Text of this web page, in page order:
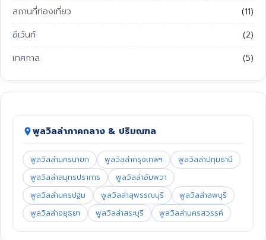
สถานที่ท่องเที่ยว
(11)
อีเว้นท์
(2)
เทศกาล
(5)
พูลวิลล่าภาคกลาง & ปริมณฑล
พูลวิลล่านครนายก พูลวิลล่ากรุงเทพฯ
พูลวิลล่าปทุมธานี
พูลวิลล่าสมุทรปราการ
พูลวิลล่าอัมพวา
พูลวิลล่านครปฐม
พูลวิลล่าสุพรรณบุรี
พูลวิลล่าลพบุรี
พูลวิลล่าอยุธยา
พูลวิลล่าสระบุรี พูลวิลล่านครสวรรค์